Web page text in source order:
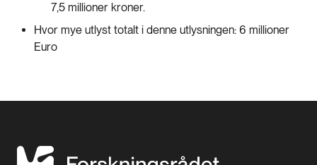
7,5 millioner kroner.
Hvor mye utlyst totalt i denne utlysningen: 6 millioner
Euro